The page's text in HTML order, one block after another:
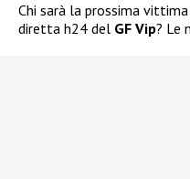
Chi sarà la prossima
diretta h24 del GF Vip? Le